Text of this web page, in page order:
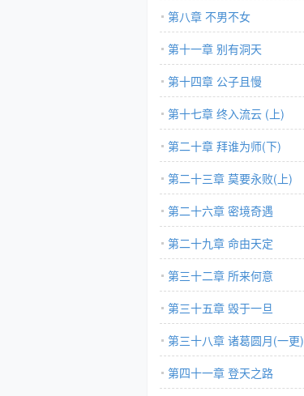
第八章 不男不女
第十一章 别有洞天
第十四章 公子且慢
第十七章 终入流云 (上)
第二十章 拜谁为师(下)
第二十三章 莫要永败(上)
第二十六章 密境奇遇
第二十九章 命由天定
第三十二章 所来何意
第三十五章 毁于一旦
第三十八章 诸葛圆月(一更)
第四十一章 登天之路